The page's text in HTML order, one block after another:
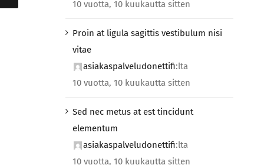
10 vuotta, 10 kuukautta sitten
Proin at ligula sagittis vestibulum nisi
vitae
asiakaspalveludonettifi:lta
10 vuotta, 10 kuukautta sitten
Sed nec metus at est tincidunt
elementum
asiakaspalveludonettifi:lta
10 vuotta, 10 kuukautta sitten